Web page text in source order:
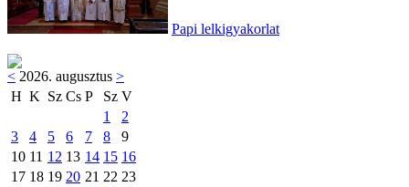
Papi lelkigyakorlat
< 2026. augusztus >
H K Sz Cs P Sz V
1
2
3
4 5 6 7 8
9
10 11 12 13 14 15 16
17 18 19 20 21 22 23